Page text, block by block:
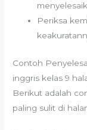
Periksa
Contoh
inggris kelas 9
Berikut adalah
paling sulit di